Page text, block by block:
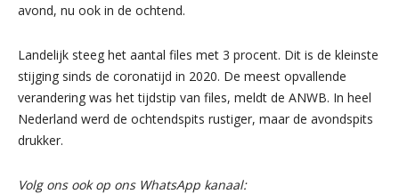
avond, nu ook in de ochtend.
Landelijk steeg het aantal files met 3 procent. Dit is de kleinste
stijging sinds de coronatijd in 2020. De meest opvallende
verandering was het tijdstip van files, meldt de ANWB. In heel
Nederland werd de ochtendspits rustiger, maar de avondspits
drukker.
Volg ons ook op ons WhatsApp kanaal: